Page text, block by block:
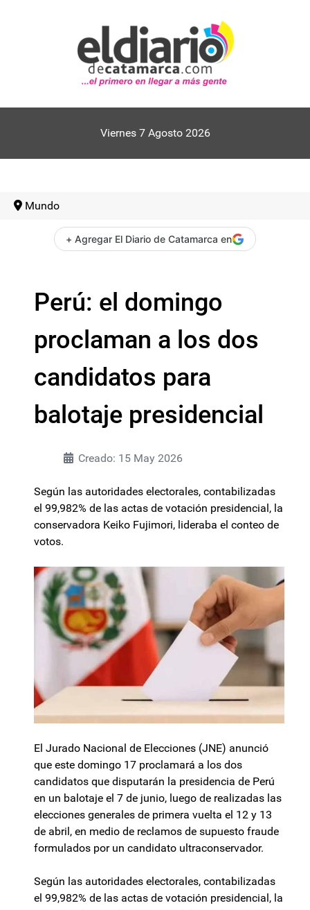
Viernes 7 Agosto 2026
Mundo
+ Agregar El Diario de Catamarca en
Perú: el domingo
proclaman a los dos
candidatos para
balotaje presidencial
Creado: 15 May 2026
Según las autoridades electorales, contabilizadas
el 99,982% de las actas de votación presidencial, la
conservadora Keiko Fujimori, lideraba el conteo de
votos.
El Jurado Nacional de Elecciones (JNE) anunció
que este domingo 17 proclamará a los dos
candidatos que disputarán la presidencia de Perú
en un balotaje el 7 de junio, luego de realizadas las
elecciones generales de primera vuelta el 12 y 13
de abril, en medio de reclamos de supuesto fraude
formulados por un candidato ultraconservador.
Según las autoridades electorales, contabilizadas
el 99,982% de las actas de votación presidencial, la